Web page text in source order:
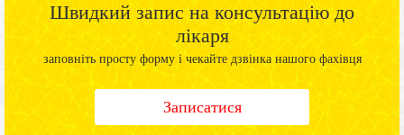
Швидкий запис на консультацію до
лікаря
заповніть просту форму і чекайте дзвінка нашого фахівця
Записатися